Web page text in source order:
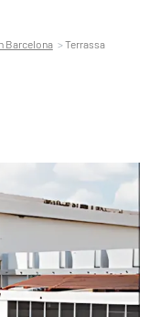
Barcelona Terrassa